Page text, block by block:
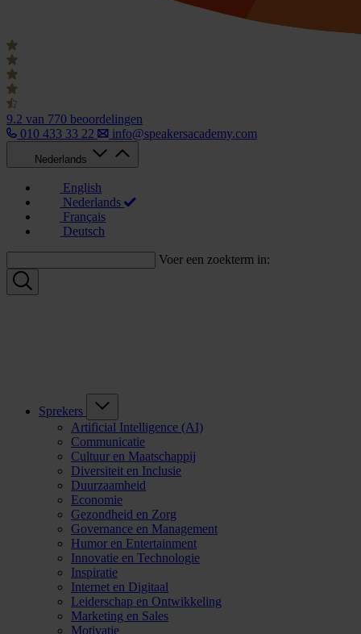
9.2 van 770 beoordelingen
010 433 33 22
info@speakersacademy.com
Nederlands
English
Nederlands
Français
Deutsch
Voer een zoekterm in:
Sprekers
Artificial Intelligence (AI)
Communicatie
Cultuur en Maatschappij
Diversiteit en Inclusie
Duurzaamheid
Economie
Gezondheid en Zorg
Governance en Management
Humor en Entertainment
Innovatie en Technologie
Inspiratie
Internet en Digitaal
Leiderschap en Ontwikkeling
Marketing en Sales
Motivatie